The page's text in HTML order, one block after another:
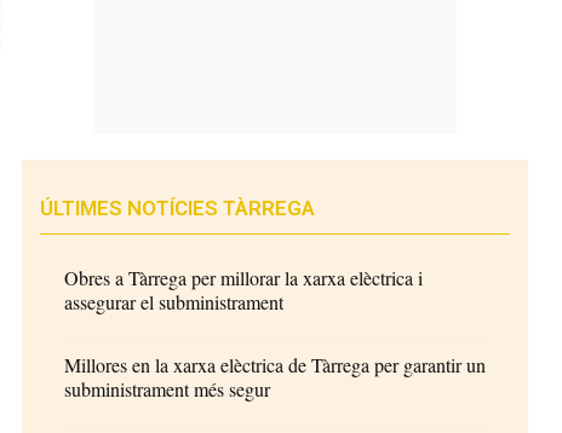
ÚLTIMES NOTÍCIES TÀRREGA
Obres a Tàrrega per millorar la xarxa elèctrica i
assegurar el subministrament
Millores en la xarxa elèctrica de Tàrrega per garantir un
subministrament més segur